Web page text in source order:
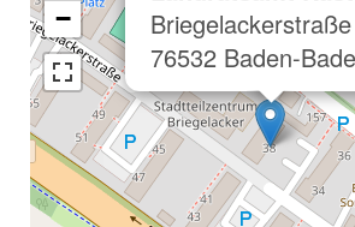
76532 Baden-
−